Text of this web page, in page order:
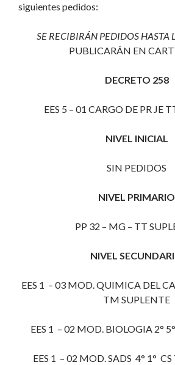
siguientes pedidos:
SE RECIBIRÁN PEDIDOS HASTA
PUBLICARÁN EN
DECRETO 258
EES 5 – 01 CARGO DE PR JE
NIVEL INICIAL
SIN PEDIDOS
NIVEL PRIMARIO
PP 32 – MG – TT
NIVEL
EES 1 – 03 MOD. QUIMICA DEL
TM SUPLENTE
EES 1 – 02 MOD. BIOLOGIA 2°
EES 1 – 02 MOD. SADS 4° 1°